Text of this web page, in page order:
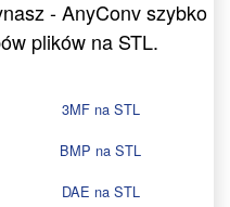
- AnyConv szybko
plików na STL.
3MF na STL
BMP na STL
DAE na STL